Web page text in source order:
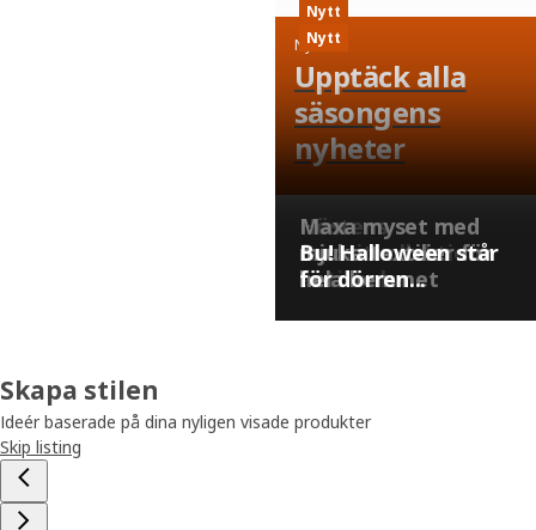
Nytt
Höstens
favoritkollektion
är tillbaka
Maxa myset med
mjuka textilier för
hela hemmet
Nytt
Bu! Halloween står
för dörren...
Nytt
Upptäck alla
säsongens
nyheter
Skapa stilen
Ideér baserade på dina nyligen visade produkter
Skip listing